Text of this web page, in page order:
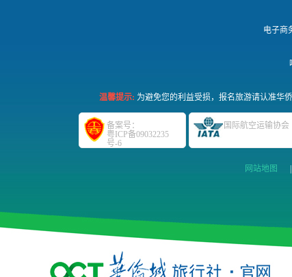
电子商
温馨提示: 为避免您的利益受损，报名旅游请认准华
备案号：
粤ICP备09032235
号-6
国际航空运输协会
网站地图